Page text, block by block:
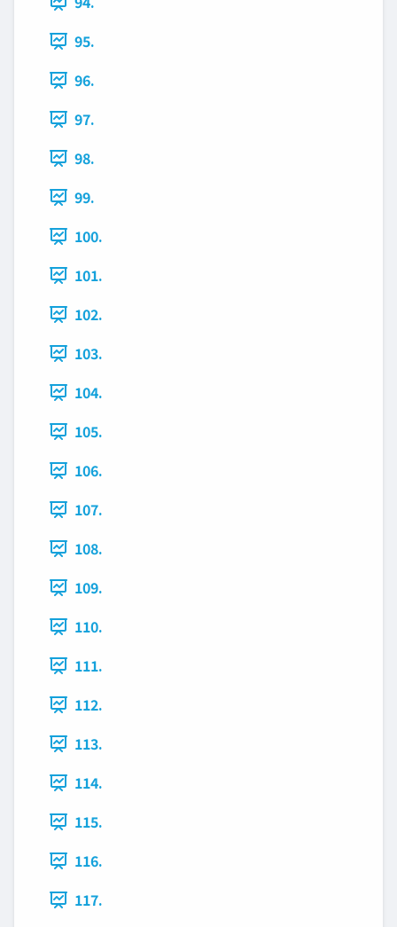
95.
96.
97.
98.
99.
100.
101.
102.
103.
104.
105.
106.
107.
108.
109.
110.
111.
112.
113.
114.
115.
116.
117.